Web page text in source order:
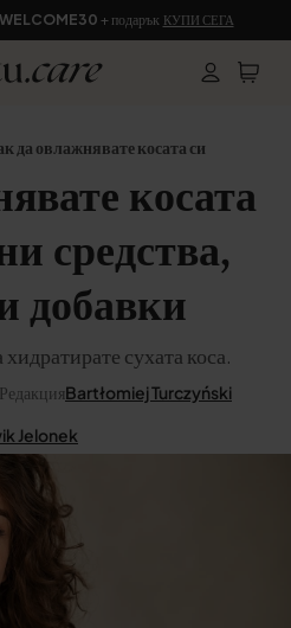
WELCOME30 + подарък КУПИ СЕГА
да овлажнявате косата си
косата
средства,
добавки
сухата коса.
РедакцияBartłomiej Turczyński
Jelonek